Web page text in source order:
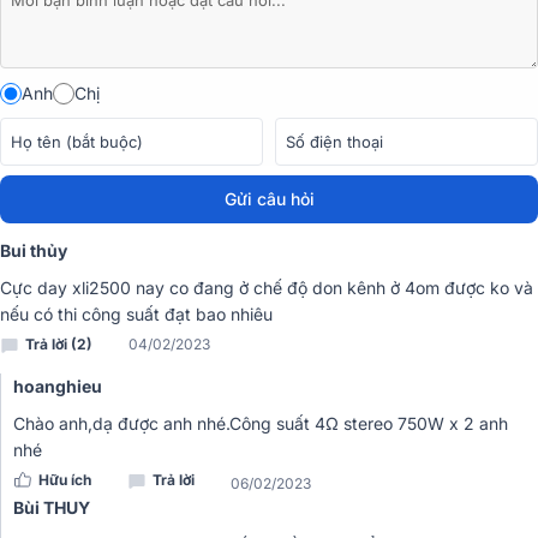
Hoạt động bền bỉ
Sản xuất trên dây chuyền công nghệ hiện đại, hệ thống linh kiện
cao cấp mang đến dòng sản phẩm chất lượng, hoạt động bền bỉ.
Anh Chị
Gửi câu hỏi
Bui thủy
Cực day xli2500 nay co đang ở chế độ don kênh ở 4om được ko và
nếu có thi công suất đạt bao nhiêu
Trả lời (2) 04/02/2023
hoanghieu
Chào anh,dạ được anh nhé.Công suất 4Ω stereo 750W x 2 anh
nhé
Hữu ích Trả lời 06/02/2023
Bùi THUY